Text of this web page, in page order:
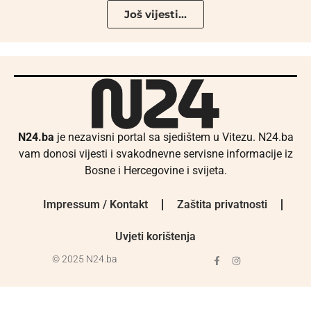
Još vijesti...
N24.ba je nezavisni portal sa sjedištem u Vitezu. N24.ba
vam donosi vijesti i svakodnevne servisne informacije iz
Bosne i Hercegovine i svijeta.
Impressum / Kontakt Zaštita privatnosti
Uvjeti korištenja
© 2025 N24.ba